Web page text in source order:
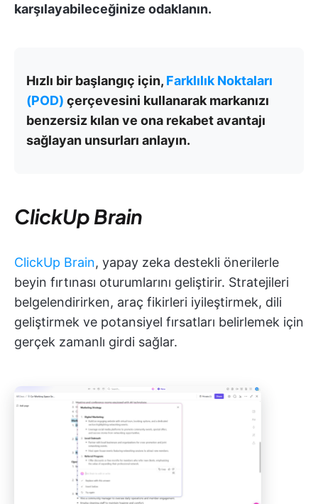
karşılayabileceğinize odaklanın.
Hızlı bir başlangıç için, Farklılık Noktaları
(POD) çerçevesini kullanarak markanızı
benzersiz kılan ve ona rekabet avantajı
sağlayan unsurları anlayın.
ClickUp Brain
ClickUp Brain, yapay zeka destekli önerilerle
beyin fırtınası oturumlarını geliştirir. Stratejileri
belgelendirirken, araç fikirleri iyileştirmek, dili
geliştirmek ve potansiyel fırsatları belirlemek için
gerçek zamanlı girdi sağlar.